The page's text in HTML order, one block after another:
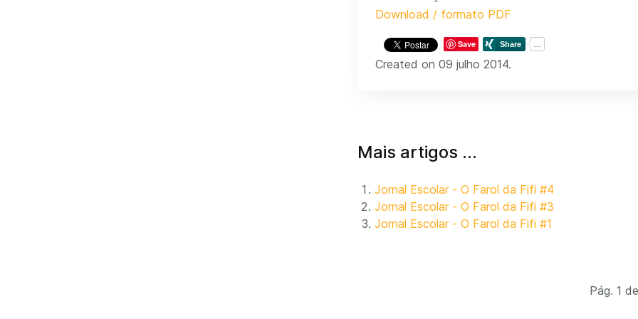
Download / formato PDF
Save
Created on 09 julho 2014.
Mais artigos …
Jornal Escolar - O Farol da Fifi #4
Jornal Escolar - O Farol da Fifi #3
Jornal Escolar - O Farol da Fifi #1
Pág. 1